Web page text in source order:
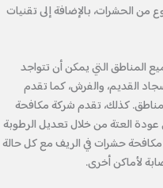
الحشرات، بالإضافة إلى تقنيات
التي يمكن أن تتواجد
القديم، والفرش، كما تقدم
كذلك، تقدم شركة مكافحة
العتة من خلال تعديل الرطوبة
حشرات في الريف مع كل حالة
لأماكن أخرى.